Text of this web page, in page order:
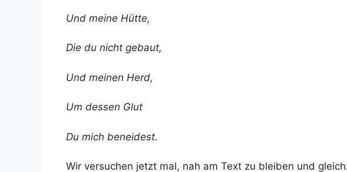
Und meine Hütte,
Die du nicht gebaut,
Und meinen Herd,
Um dessen Glut
Du mich beneidest.
Wir versuchen jetzt mal, nah am Text zu bleiben und